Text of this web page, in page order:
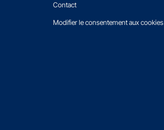
Contact
Modifier le consentement aux cookies